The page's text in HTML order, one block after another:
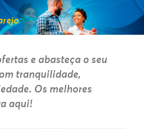
e abasteça o seu
tranquilidade,
Os melhores
aqui!